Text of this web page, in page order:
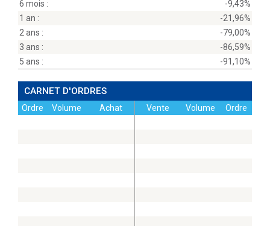
6 mois :
-9,43%
1 an :
-21,96%
2 ans :
-79,00%
3 ans :
-86,59%
5 ans :
-91,10%
CARNET D'ORDRES
Ordre Volume Achat Vente Volume Ordre